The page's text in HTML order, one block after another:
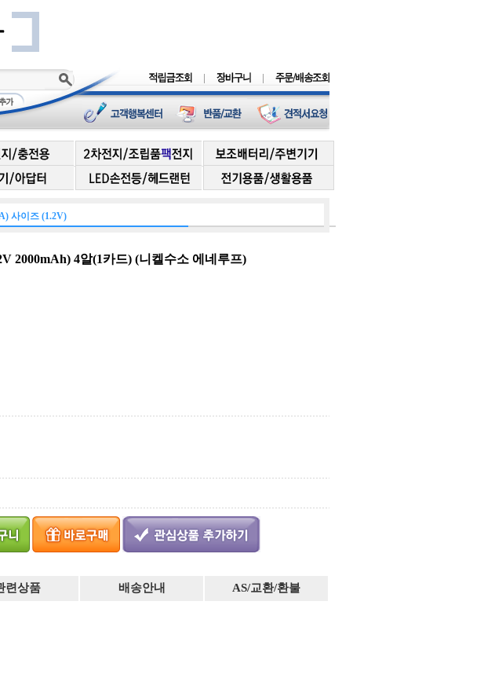
사이즈 (1.2V)
2000mAh) 4알(1카드) (니켈수소 에네루프)
련상품 배송안내 AS/교환/환불